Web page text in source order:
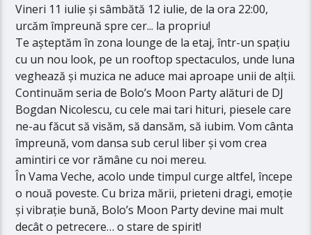
Vineri 11 iulie și sâmbătă 12 iulie, de la ora 22:00,
urcăm împreună spre cer... la propriu!
Te așteptăm în zona lounge de la etaj, într-un spațiu
cu un nou look, pe un rooftop spectaculos, unde luna
veghează și muzica ne aduce mai aproape unii de alții.
Continuăm seria de Bolo’s Moon Party alături de DJ
Bogdan Nicolescu, cu cele mai tari hituri, piesele care
ne-au făcut să visăm, să dansăm, să iubim. Vom cânta
împreună, vom dansa sub cerul liber și vom crea
amintiri ce vor rămâne cu noi mereu.
În Vama Veche, acolo unde timpul curge altfel, începe
o nouă poveste. Cu briza mării, prieteni dragi, emoție
și vibrație bună, Bolo’s Moon Party devine mai mult
decât o petrecere… o stare de spirit!